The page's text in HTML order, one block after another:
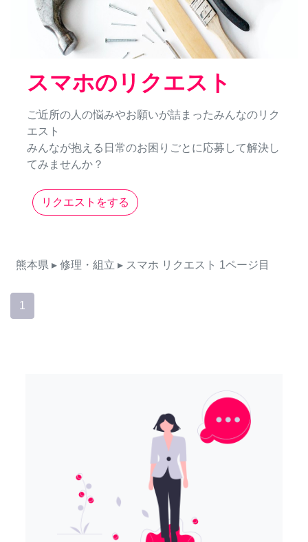
スマホのリクエスト
ご近所の人の悩みやお願いが詰まったみんなのリク
エスト
みんなが抱える日常のお困りごとに応募して解決し
てみませんか？
リクエストをする
熊本県 ▸ 修理・組立 ▸ スマホ リクエスト 1ページ目
1